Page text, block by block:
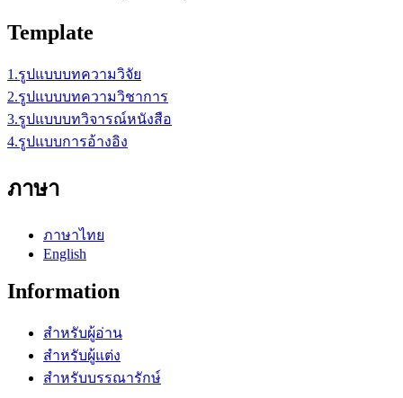
Template
1.รูปแบบบทความวิจัย
2.รูปแบบบทความวิชาการ
3.รูปแบบบทวิจารณ์หนังสือ
4.รูปแบบการอ้างอิง
ภาษา
ภาษาไทย
English
Information
สำหรับผู้อ่าน
สำหรับผู้แต่ง
สำหรับบรรณารักษ์